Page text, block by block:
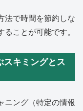
法で時間を節約しな
ことが可能です。
スキミングとス
ニング（特定の情報